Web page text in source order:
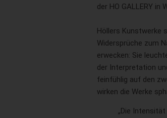
der HO GALLERY in
Höllers Kunstwerke
Widersprüche zum
erwecken: Sie
der Interpretation
feinfühlig auf den
wirken die Werke
„Die